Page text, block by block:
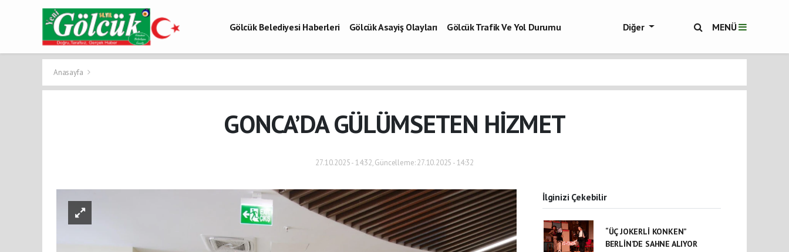
Gölcük Belediyesi Haberleri Gölcük Asayiş Olayları
Gölcük Trafik Ve Yol Durumu
Diğer MENÜ
Anasayfa
GONCA’DA GÜLÜMSETEN HİZMET
27.10.2025 - 14:32, Güncelleme: 27.10.2025 - 14:32
İlginizi Çekebilir
“ÜÇ JOKERLİ KONKEN”
BERLİN’DE SAHNE ALIYOR